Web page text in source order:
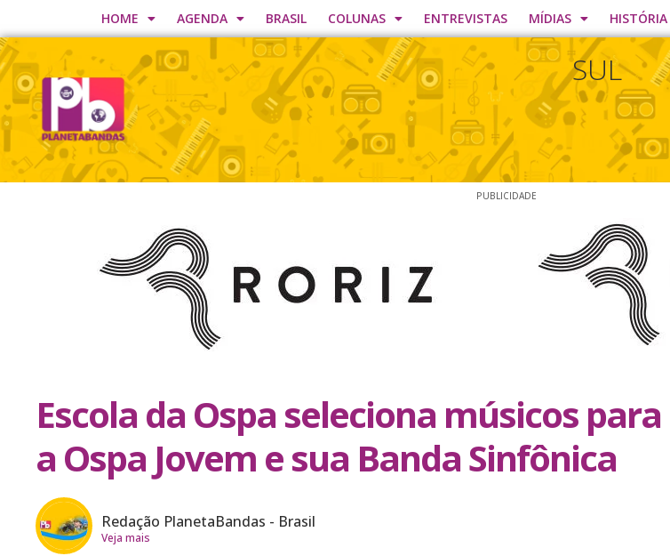
HOME AGENDA BRASIL COLUNAS ENTREVISTAS MÍDIAS HISTÓRIA
SUL
PUBLICIDADE
Escola da Ospa seleciona músicos para
a Ospa Jovem e sua Banda Sinfônica
Redação PlanetaBandas - Brasil
Veja mais